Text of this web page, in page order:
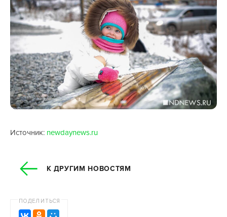
Источник: newdaynews.ru
К ДРУГИМ НОВОСТЯМ
ПОДЕЛИТЬСЯ